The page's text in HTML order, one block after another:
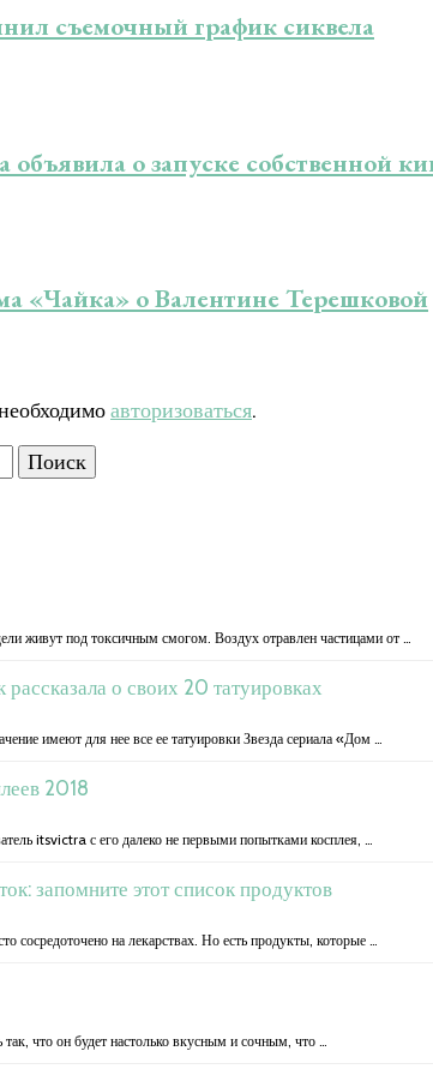
съемочный график сиквела
о запуске собственной
«Чайка» о Валентине Терешковой
авторизоваться.
живут под токсичным смогом. Воздух отравлен частицами от …
о своих 20 татуировках
имеют для нее все ее татуировки Звезда сериала «Дом …
2018
itsvictra с его далеко не первыми попытками косплея, …
запомните этот список продуктов
сосредоточено на лекарствах. Но есть продукты, которые …
что он будет настолько вкусным и сочным, что …